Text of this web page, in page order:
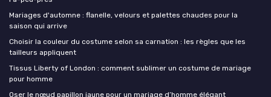
Mariages d'automne : flanelle, velours et palettes chaudes pour la
saison qui arrive
Choisir la couleur du costume selon sa carnation : les règles que les
tailleurs appliquent
Tissus Liberty of London : comment sublimer un costume de mariage
pour homme
Oser le nœud papillon jaune pour un mariage d’homme élégant